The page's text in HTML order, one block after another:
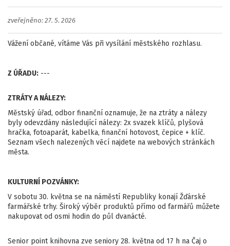
zveřejněno: 27. 5. 2026
Vážení občané, vítáme Vás při vysílání městského rozhlasu.
Z ÚŘADU: ---
ZTRÁTY A NÁLEZY:
Městský úřad, odbor finanční oznamuje, že na ztráty a nálezy
byly odevzdány následující nálezy: 2x svazek klíčů, plyšová
hračka, fotoaparát, kabelka, finanční hotovost, čepice + klíč.
Seznam všech nalezených věcí najdete na webových stránkách
města.
KULTURNÍ POZVÁNKY:
V sobotu 30. května se na náměstí Republiky konají Žďárské
farmářské trhy. Široký výběr produktů přímo od farmářů můžete
nakupovat od osmi hodin do půl dvanácté.
Senior point knihovna zve seniory 28. května od 17 h na Čaj o